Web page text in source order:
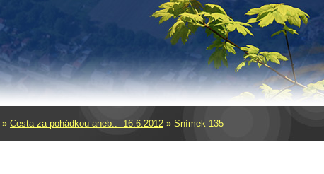
» Cesta za pohádkou aneb..- 16.6.2012 » Snímek 135